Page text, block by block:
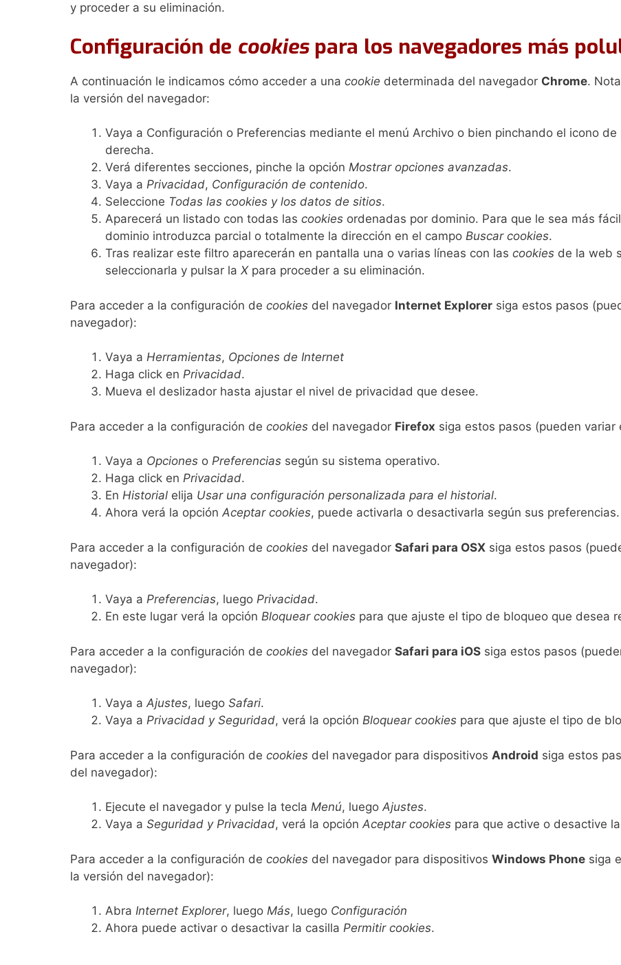
y proceder a su eliminación.
Configuración de cookiespara los navegadores más
A continuación le indicamos cómo acceder a una cookie determinada del navegador Chrome.
la versión del navegador:
Vaya a Configuración o Preferencias mediante el menú Archivo o bien pinchando el icono
derecha.
Verá diferentes secciones, pinche la opción Mostrar opciones avanzadas.
Vaya a Privacidad, Configuración de contenido.
Seleccione Todas las cookies y los datos de sitios.
Aparecerá un listado con todas las cookies ordenadas por dominio. Para que le sea más
dominio introduzca parcial o totalmente la dirección en el campo Buscar cookies.
Tras realizar este filtro aparecerán en pantalla una o varias líneas con las cookies de la web
seleccionarla y pulsar la Xpara proceder a su eliminación.
Para acceder a la configuración de cookies del navegador Internet Explorer siga estos pasos
navegador):
Vaya a Herramientas, Opciones de Internet
Haga click en Privacidad.
Mueva el deslizador hasta ajustar el nivel de privacidad que desee.
Para acceder a la configuración de cookies del navegador Firefox siga estos pasos (pueden
Vaya a Opciones o Preferencias según su sistema operativo.
Haga click en Privacidad.
En Historial elija Usar una configuración personalizada para el historial.
Ahora verá la opción Aceptar cookies, puede activarla o desactivarla según sus preferencias.
Para acceder a la configuración de cookies del navegador Safari para OSX siga estos pasos
navegador):
Vaya a Preferencias, luego Privacidad.
En este lugar verá la opción Bloquear cookies para que ajuste el tipo de bloqueo que desea
Para acceder a la configuración de cookies del navegador Safari para iOS siga estos pasos
navegador):
Vaya a Ajustes, luego Safari.
Vaya a Privacidad y Seguridad, verá la opción Bloquear cookies para que ajuste el tipo de
Para acceder a la configuración de cookies del navegador para dispositivos Android siga estos
del navegador):
Ejecute el navegador y pulse la tecla Menú, luego Ajustes.
Vaya a Seguridad y Privacidad, verá la opción Aceptar cookies para que active o desactive
Para acceder a la configuración de cookies del navegador para dispositivos Windows Phone siga
la versión del navegador):
Abra Internet Explorer, luego Más, luego Configuración
Ahora puede activar o desactivar la casilla Permitir cookies.